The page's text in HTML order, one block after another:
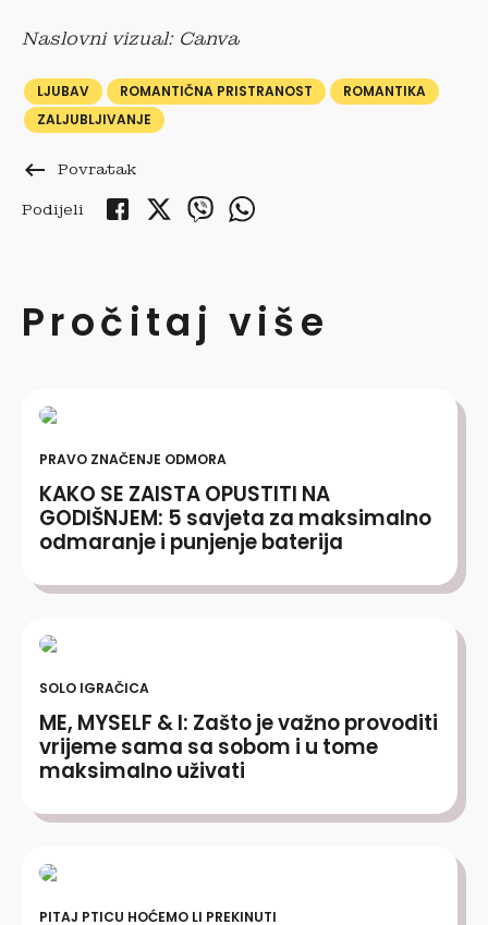
Naslovni vizual: Canva
LJUBAV ROMANTIČNA PRISTRANOST
ROMANTIKA
ZALJUBLJIVANJE
keyboard_backspace Povratak
Podijeli
Pročitaj više
PRAVO ZNAČENJE ODMORA
KAKO SE ZAISTA OPUSTITI NA
GODIŠNJEM: 5 savjeta za maksimalno
odmaranje i punjenje baterija
SOLO IGRAČICA
ME, MYSELF & I: Zašto je važno provoditi
vrijeme sama sa sobom i u tome
maksimalno uživati
PITAJ PTICU HOĆEMO LI PREKINUTI